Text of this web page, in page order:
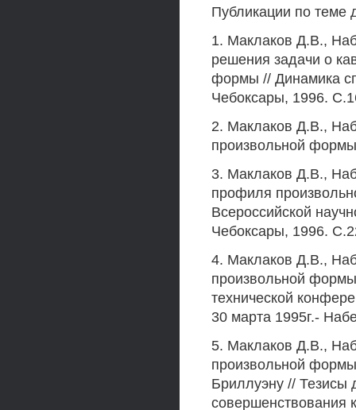
Публикации по теме
1. Маклаков Д.В.,
решения задачи о
формы // Динамика
Чебоксары, 1996.
2. Маклаков Д.В.,
произвольной
3. Маклаков Д.В.,
профиля
Всероссийской
Чебоксары, 1996.
4. Маклаков Д.В.,
произвольной
технической
30 марта 1995г.-
5. Маклаков Д.В.,
произвольной
Бриллуэну // Тезисы
совершенствования